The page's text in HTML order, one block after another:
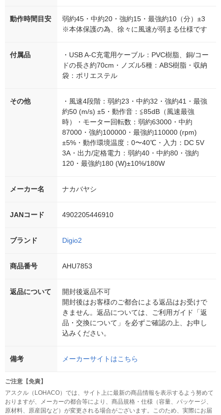
動作時間目安
弱約45・中約20・強約15・最強約10（分）±3
※本体保護の為、徐々に風速が弱まる仕様です
付属品
・USB A-C充電用ケーブル：PVC樹脂、銅/コー
ドの長さ約70cm・ノズル5種：ABS樹脂・収納
袋：ポリエステル
その他
・風速4段階：弱約23・中約32・強約41・最強
約50 (m/s) ±5・動作音：≦85dB（風速最強
時）・モーター回転数：弱約63000・中約
87000・強約100000・最強約110000 (rpm)
±5%・動作環境温度：0〜40℃・入力：DC 5V
3A・出力/定格電力：弱約40・中約80・強約
120・最強約180 (W)±10%/180W
メーカー名 ナカバヤシ
JANコード 4902205446910
ブランド Digio2
商品番号 AHU7853
返品について
開封後返品不可
開封後はお客様のご都合による返品はお受けで
きません。返品については、ご利用ガイド「返
品・交換について」を必ずご確認の上、お申し
込みください。
備考 メーカーサイトはこちら
ご注意【免責】
アスクル（LOHACO）では、サイト上に最新の商品情報を表示するよう努めて
おりますが、メーカーの都合等により、商品規格・仕様（容量、パッケージ、
原材料、原産国など）が変更される場合がございます。このため、実際にお届